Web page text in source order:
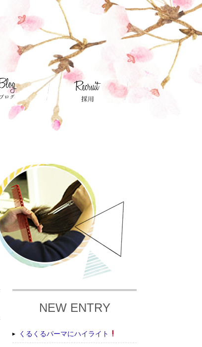
NEW ENTRY
くるくるパーマにハイライト